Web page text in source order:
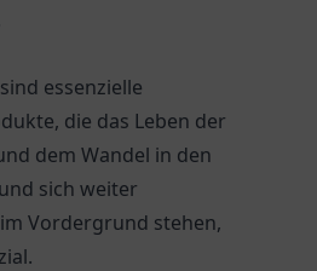
essenzielle
die das Leben der
dem Wandel in den
sich weiter
Vordergrund stehen,